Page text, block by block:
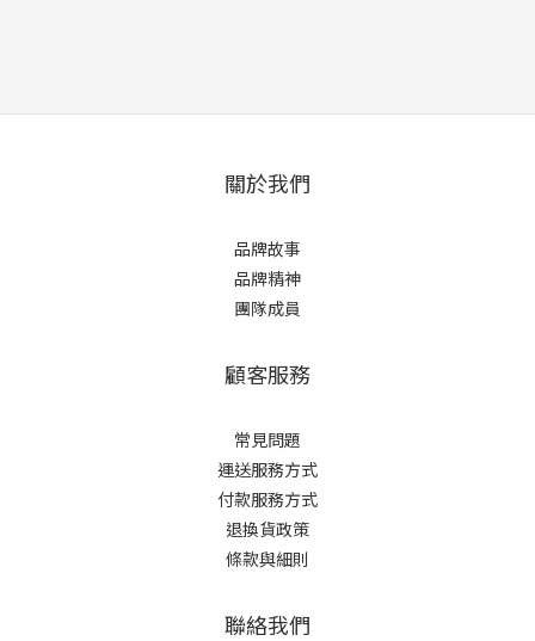
關於我們
品牌故事
品牌精神
團隊成員
顧客服務
常見問題
運送服務方式
付款服務方式
退換貨政策
條款與細則
聯絡我們